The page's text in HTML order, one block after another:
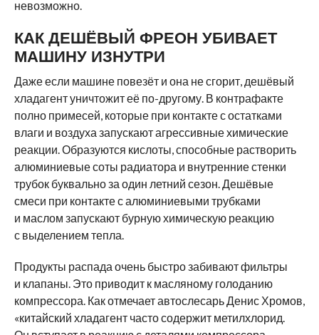
невозможно.
КАК ДЕШЁВЫЙ ФРЕОН УБИВАЕТ
МАШИНУ ИЗНУТРИ
Даже если машине повезёт и она не сгорит, дешёвый
хладагент уничтожит её по-другому. В контрафакте
полно примесей, которые при контакте с остатками
влаги и воздуха запускают агрессивные химические
реакции. Образуются кислоты, способные растворить
алюминиевые соты радиатора и внутренние стенки
трубок буквально за один летний сезон. Дешёвые
смеси при контакте с алюминиевыми трубками
и маслом запускают бурную химическую реакцию
с выделением тепла.
Продукты распада очень быстро забивают фильтры
и клапаны. Это приводит к масляному голоданию
компрессора. Как отмечает автослесарь Денис Хромов,
«китайский хладагент часто содержит метилхлорид.